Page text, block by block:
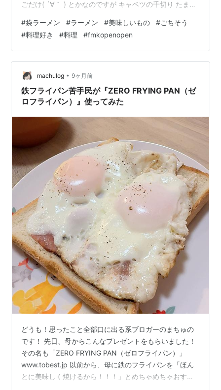
ごだけ( ´∀｀ ) とかなのですが キャベツの千切り たまご
レンチン そして ニンニク醤油を大匙一杯 いつもの お手
軽だから～ から 人手間かけて( ´∀｀ )(ほんの気持ち) こ
ういう 袋ラーメンでも 少し気合入れると 満足感あるん
だな。 と。 料理は好きなんだけれど 余り気を使わない
袋ラーメンなんかは 結構適…
#袋ラーメン #ラーメン #美味しいもの #ごちそう
#料理好き #料理 #fmkopenopen
machulog • 9ヶ月前
鉄フライパン苦手民が『ZERO FRYING PAN（ゼ
ロフライパン）』使ってみた
どうも！思ったこと全部口に出る系ブロガーのまちゅの
です！ 先日、母からこんなプレゼントをもらいました！
その名も「ZERO FRYING PAN（ゼロフライパン）」
www.tobest.jp 以前から、母に鉄のフライパンを「ほん
とに美味しく焼けるから！！！」とめちゃめちゃおすす